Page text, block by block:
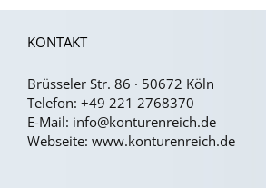
KONTAKT
Brüsseler Str. 86 · 50672 Köln
Telefon: +49 221 2768370
E-Mail: info@konturenreich.de
Webseite: www.konturenreich.de